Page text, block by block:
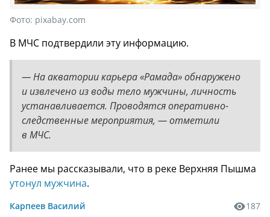
Фото: pixabay.com
В МЧС подтвердили эту информацию.
— На акватории карьера «Рамада» обнаружено
и извлечено из воды тело мужчины, личность
устанавливается. Проводятся оперативно-
следственные мероприятия, — отметили
в МЧС.
Ранее мы рассказывали, что в реке Верхняя Пышма
утонул мужчина.
Карпеев Василий 187